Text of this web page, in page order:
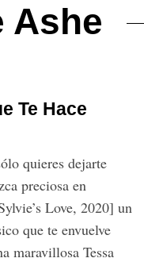
Ashe
Te Hace
quieres dejarte
preciosa en
Love, 2020] un
que te envuelve
maravillosa Tessa